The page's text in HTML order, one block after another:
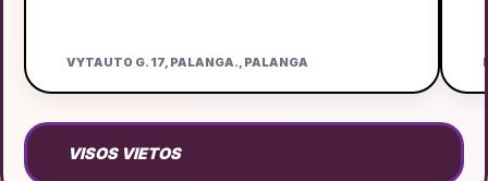
VYTAUTO G. 17, PALANGA., PALANGA
VISOS VIETOS